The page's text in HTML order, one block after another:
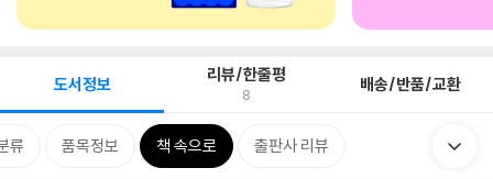
도서정보 리뷰/한줄평
8 배송/반품/교환
류 품목정보 책 속으로 출판사 리뷰